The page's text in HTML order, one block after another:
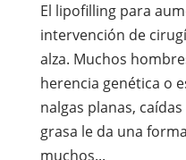
El lipofilling para
intervención de
alza. Muchos
herencia genética o
nalgas planas,
grasa le da una
muchos...